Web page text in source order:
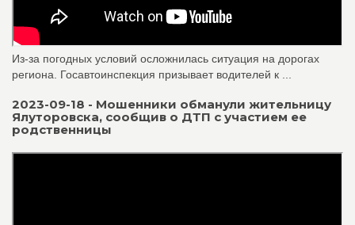
Из-за погодных условий осложнилась ситуация на дорогах
региона. Госавтоинспекция призывает водителей к ...
2023-09-18 - Мошенники обманули жительницу
Ялуторовска, сообщив о ДТП с участием ее
родственницы